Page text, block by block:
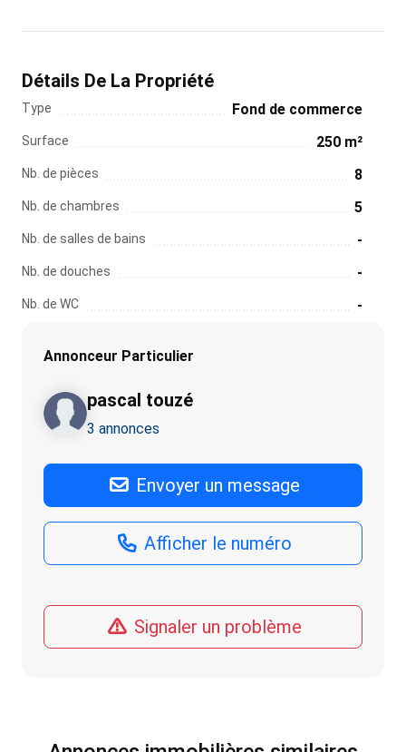
Détails De La Propriété
Type Fond de commerce
Surface 250 m²
Nb. de pièces 8
Nb. de chambres 5
Nb. de salles de bains -
Nb. de douches -
Nb. de WC -
Annonceur Particulier
pascal touzé
3 annonces
Envoyer un message
Afficher le numéro
Signaler un problème